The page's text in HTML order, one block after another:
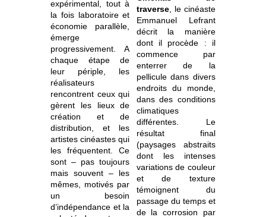
expérimental, tout à
la fois laboratoire et
économie parallèle,
émerge
progressivement. A
chaque étape de
leur périple, les
réalisateurs
rencontrent ceux qui
gèrent les lieux de
création et de
distribution, et les
artistes cinéastes qui
les fréquentent. Ce
sont – pas toujours
mais souvent – les
mêmes, motivés par
un besoin
d’indépendance et la
traverse, le cinéaste
Emmanuel Lefrant
décrit la manière
dont il procède : il
commence par
enterrer de la
pellicule dans divers
endroits du monde,
dans des conditions
climatiques
différentes. Le
résultat final
(paysages abstraits
dont les intenses
variations de couleur
et de texture
témoignent du
passage du temps et
de la corrosion par